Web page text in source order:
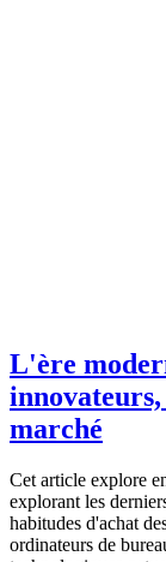
L'ère
marché
Cet article explore
explorant les
habitudes d'achat
ordinateurs de